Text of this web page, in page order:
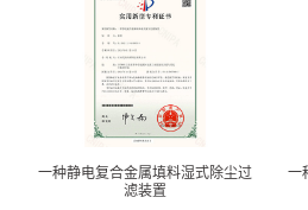
一种静电复合金属填料湿式除尘过
滤装置
一